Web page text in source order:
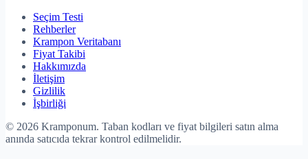
Seçim Testi
Rehberler
Krampon Veritabanı
Fiyat Takibi
Hakkımızda
İletişim
Gizlilik
İşbirliği
© 2026 Kramponum. Taban kodları ve fiyat bilgileri satın alma
anında satıcıda tekrar kontrol edilmelidir.